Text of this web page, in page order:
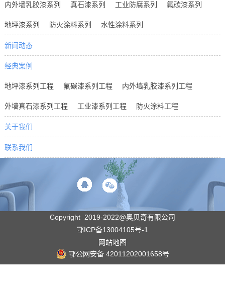
内外墙乳胶漆系列 真石漆系列 工业防腐系列 氟碳漆系列
地坪漆系列 防火涂料系列 水性涂料系列
新闻动态
经典案例
地坪漆系列工程 氟碳漆系列工程 内外墙乳胶漆系列工程
外墙真石漆系列工程 工业漆系列工程 防火涂料工程
关于我们
联系我们
Copyright 2019-2022@奥贝奇有限公司
鄂ICP备13004105号-1
网站地图
鄂公网安备 42011202001658号